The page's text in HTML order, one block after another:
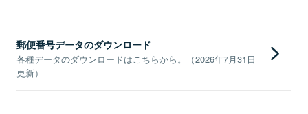
郵便番号データのダウンロード
各種データのダウンロードはこちらから。（2026年7月31日
更新）